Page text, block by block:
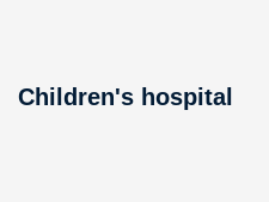
Children's hospital